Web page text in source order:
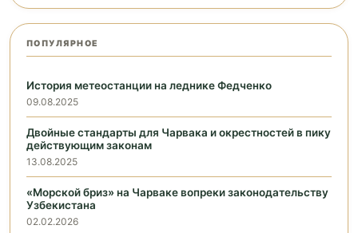
ПОПУЛЯРНОЕ
История метеостанции на леднике Федченко
09.08.2025
Двойные стандарты для Чарвака и окрестностей в пику
действующим законам
13.08.2025
«Морской бриз» на Чарваке вопреки законодательству
Узбекистана
02.02.2026